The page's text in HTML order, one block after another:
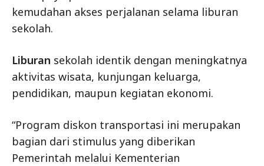
kemudahan akses perjalanan selama liburan
sekolah.
Liburan sekolah identik dengan meningkatnya
aktivitas wisata, kunjungan keluarga,
pendidikan, maupun kegiatan ekonomi.
“Program diskon transportasi ini merupakan
bagian dari stimulus yang diberikan
Pemerintah melalui Kementerian